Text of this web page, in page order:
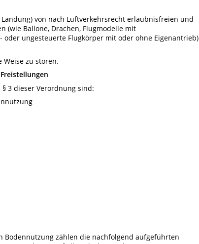
von nach Luftverkehrsrecht erlaubnisfreien und
(wie Ballone, Drachen, Flugmodelle mit
ungesteuerte Flugkörper mit oder ohne Eigenantrieb)
zu stören.
3 dieser Verordnung sind:
zählen die nachfolgend aufgeführten